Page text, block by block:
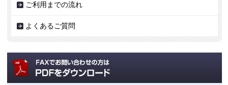
ご利用までの流れ
よくあるご質問